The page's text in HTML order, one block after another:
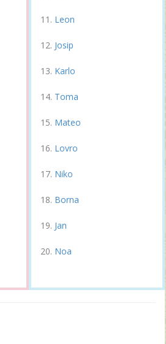
Leon
Josip
Karlo
Toma
Mateo
Lovro
Niko
Borna
Jan
Noa